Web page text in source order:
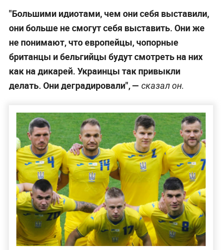
"Большими идиотами, чем они себя выставили,
они больше не смогут себя выставить. Они же
не понимают, что европейцы, чопорные
британцы и бельгийцы будут смотреть на них
как на дикарей. Украинцы так привыкли
делать. Они деградировали", — сказал он.